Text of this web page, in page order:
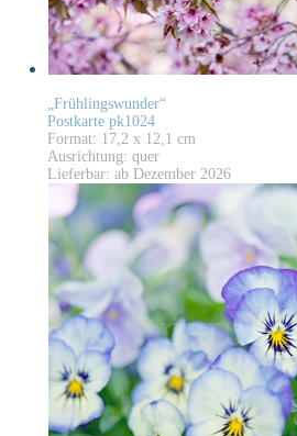
„Frühlingswunder“
Postkarte pk1024
Format: 17,2 x 12,1 cm
Ausrichtung: quer
Lieferbar: ab Dezember 2026